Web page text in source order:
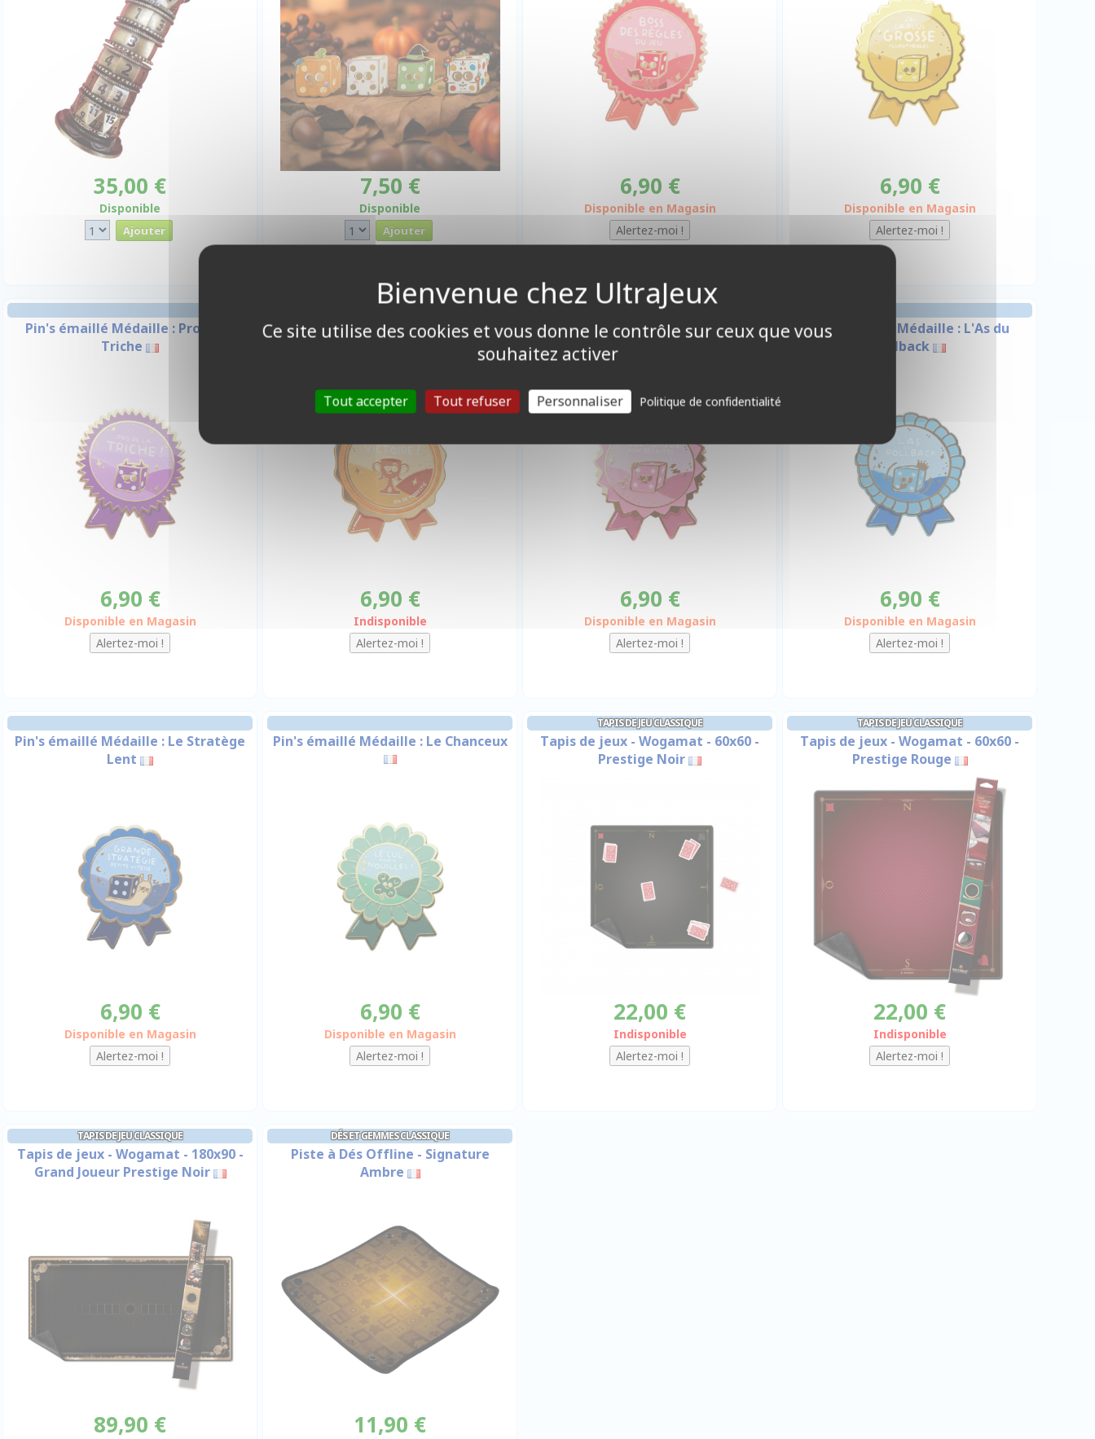
35,00 €
Disponible
7,50 €
Disponible
6,90 €
Disponible en Magasin
6,90 €
Disponible en Magasin
Pin's émaillé Médaille : Pro de la
Triche
6,90 €
Disponible en Magasin
Pin's émaillé Médaille : 100% de
6,90 €
Indisponible
Pin's émaillé Médaille : Mauvais
perdant
6,90 €
Disponible en Magasin
Pin's émaillé Médaille : L'As du
Rollback
6,90 €
Disponible en Magasin
Pin's émaillé Médaille : Le Stratège
Lent
6,90 €
Disponible en Magasin
Pin's émaillé Médaille : Le Chanceux
6,90 €
Disponible en Magasin
TAPIS DE JEU CLASSIQUE
Tapis de jeux - Wogamat - 60x60 -
Prestige Noir
22,00 €
Indisponible
TAPIS DE JEU CLASSIQUE
Tapis de jeux - Wogamat - 60x60 -
Prestige Rouge
22,00 €
Indisponible
TAPIS DE JEU CLASSIQUE
Tapis de jeux - Wogamat - 180x90 -
Grand Joueur Prestige Noir
89,90 €
DÉS ET GEMMES CLASSIQUE
Piste à Dés Offline - Signature
Ambre
11,90 €
Ce site utilise des cookies et vous donne le contrôle sur ceux que vous
souhaitez activer
Tout accepter Tout refuser Personnaliser Politique de confidentialité